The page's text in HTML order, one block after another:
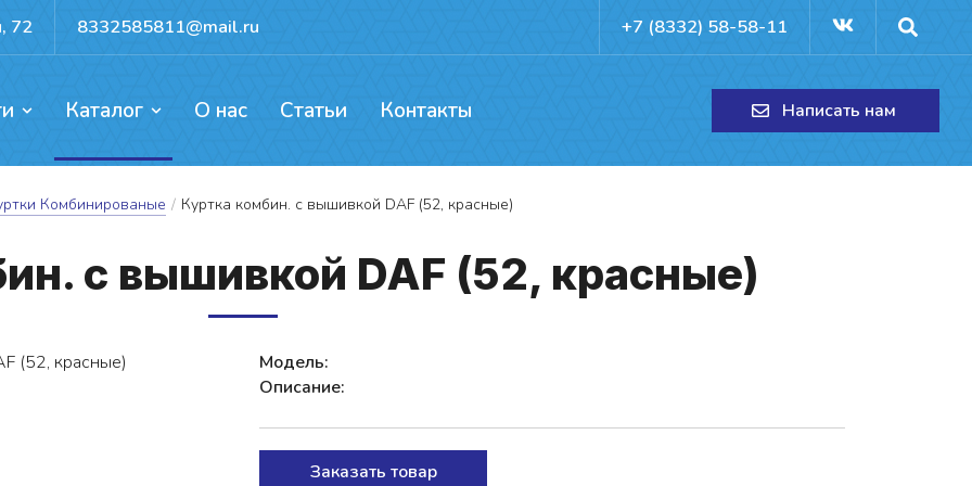
72 8332585811@mail.ru +7 (8332) 58-58-11
Каталог О нас Статьи Контакты Написать нам
Комбинированые / Куртка комбин. с вышивкой DAF (52, красные)
с вы­шив­кой DAF (52, крас­ные)
Модель:
Описание:
Заказать товар